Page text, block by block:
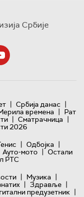
Србије
| Србија данас |
времена | Рат
| Сматрачница |
2026
| Одбојка |
Ауто-мото | Остали
РТС
| Музика |
| Здравље |
предузетник |